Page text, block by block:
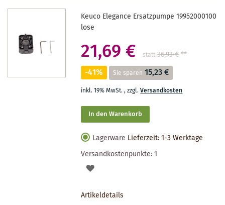
Keuco Elegance Ersatzpumpe 19952000100
lose
21,69 € statt 36,93 €**
-41% Sie sparen 15,23 €
inkl. 19% MwSt.,zzgl.Versandkosten
In den Warenkorb
Lagerware Lieferzeit: 1-3 Werktage
Versandkostenpunkte:1
AUF
Artikeldetails